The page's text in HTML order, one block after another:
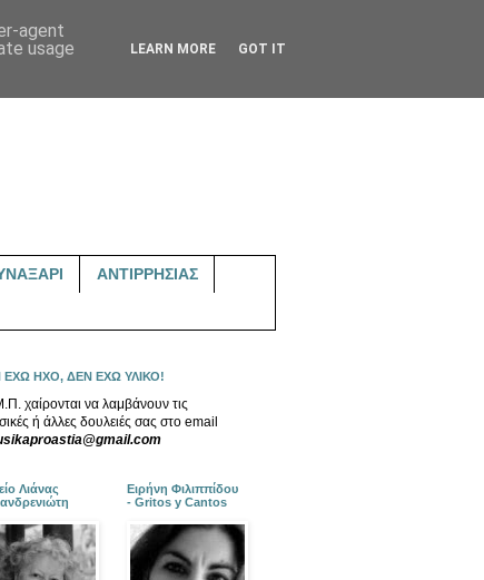
ΑΝΤΙΡΡΗΣΙΑΣ
ΕΧΩ ΗΧΟ, ΔΕΝ ΕΧΩ ΥΛΙΚΟ!
χαίρονται να λαμβάνουν τις
ή άλλες δουλειές σας στο email
Λιάνας
Ειρήνη Φιλιππίδου
- Gritos y Cantos
agent
usage
LEARN MORE GOT IT